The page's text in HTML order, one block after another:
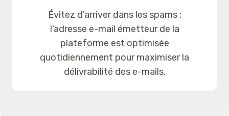
Évitez d'arriver dans les spams :
l'adresse e-mail émetteur de la
plateforme est optimisée
quotidiennement pour maximiser la
délivrabilité des e-mails.